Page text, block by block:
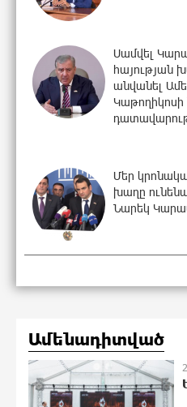
Սամվել
հայության
անվանել
Մեր
խաղը
Նարեկ
է լուծել
Վաղը մենք
Ամենադիտված